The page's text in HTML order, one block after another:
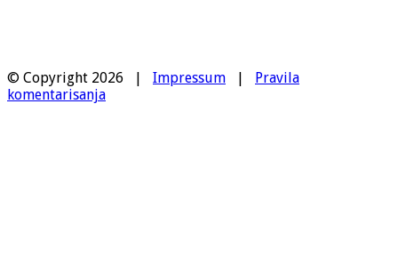
© Copyright 2026 | Impressum
Pravila
komentarisanja